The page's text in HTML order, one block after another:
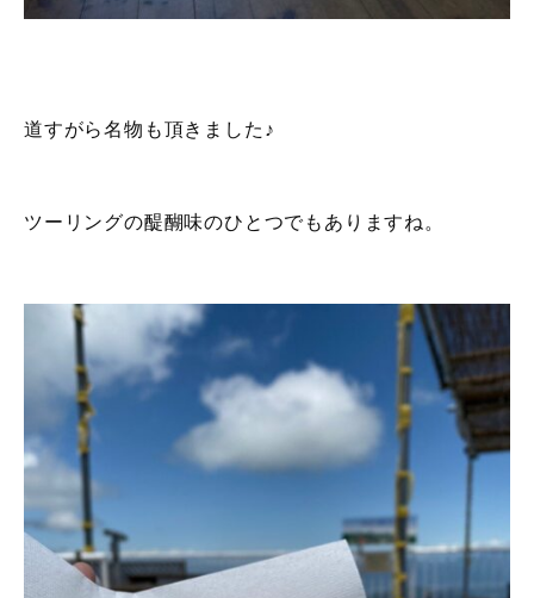
道すがら名物も頂きました♪
ツーリングの醍醐味のひとつでもありますね。